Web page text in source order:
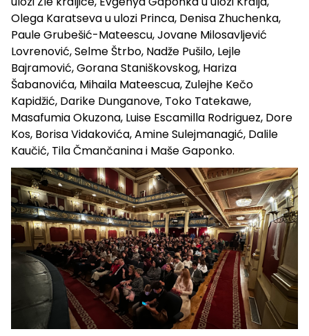
Olega Karatseva u ulozi Princa, Denisa Zhuchenka,
Paule Grubešić-Mateescu, Jovane Milosavljević
Lovrenović, Selme Štrbo, Nadže Pušilo, Lejle
Bajramović, Gorana Staniškovskog, Hariza
Šabanovića, Mihaila Mateescua, Zulejhe Kečo
Kapidžić, Darike Dunganove, Toko Tatekawe,
Masafumia Okuzona, Luise Escamilla Rodriguez, Dore
Kos, Borisa Vidakovića, Amine Sulejmanagić, Dalile
Kaučić, Tila Čmančanina i Maše Gaponko.